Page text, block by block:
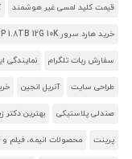
قیمت کلید لمسی غیر هوشمند
خرید هارد سرور HP 1.8TB 12G 10K
سفارش ربات تلگرام نمایندگی
طراحی سایت آنریل انجین
صندلی پلاستیکی بهترین دکتر
پرینت محصولات انیمه، فیلم و